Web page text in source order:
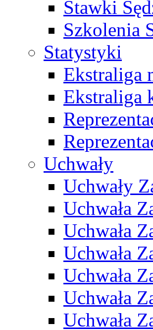
Stawki
Szkolenia
Statystyki
Ekstraliga
Ekstraliga
Uchwały
Uchwały
Uchwała
Uchwała
Uchwała
Uchwała
Uchwała
Uchwała